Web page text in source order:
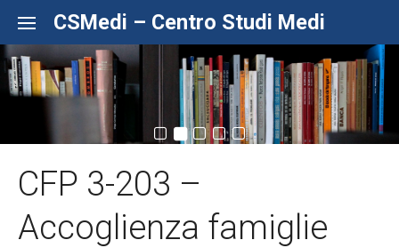
CSMedi – Centro Studi Medi
CFP 3-203 –
Accoglienza famiglie